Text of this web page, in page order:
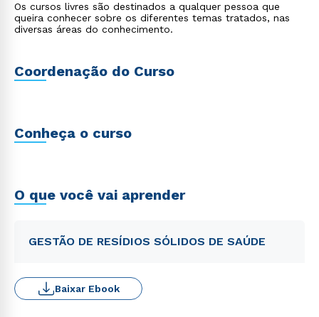
Os cursos livres são destinados a qualquer pessoa que
queira conhecer sobre os diferentes temas tratados, nas
diversas áreas do conhecimento.
Coordenação do Curso
Conheça o curso
O que você vai aprender
GESTÃO DE RESÍDIOS SÓLIDOS DE SAÚDE
Baixar Ebook